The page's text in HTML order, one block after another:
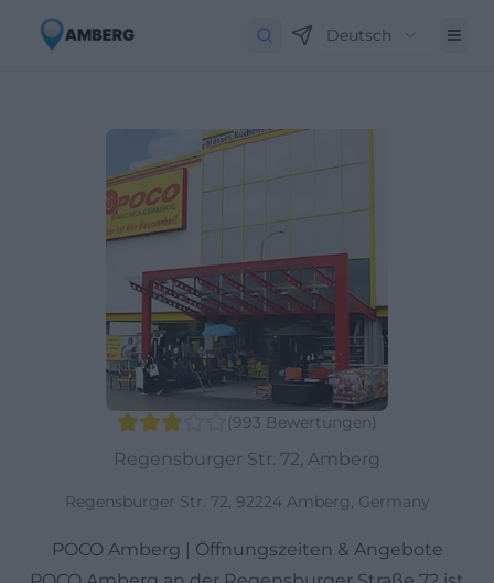
Deutsch
(993 Bewertungen)
Regensburger Str. 72, Amberg
Regensburger Str. 72, 92224 Amberg, Germany
POCO Amberg | Öffnungszeiten & Angebote